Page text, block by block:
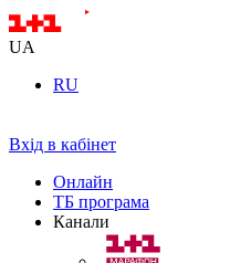
UA
RU
Вхід в кабінет
Онлайн
ТБ програма
Канали